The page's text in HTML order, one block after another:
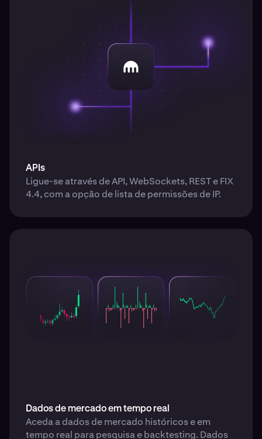
APIs
Ligue-se através de API, WebSockets, REST e FIX
4.4, com a opção de lista de permissões de IP.
Dados de mercado em tempo real
Aceda a dados de mercado históricos e em
tempo real para pesquisa e backtesting. Dados